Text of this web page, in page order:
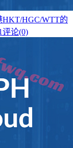
HKT/HGC/WTT的
评论(0)